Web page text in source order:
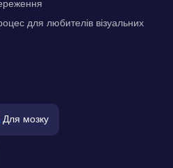
для любителів візуальних
Для мозку